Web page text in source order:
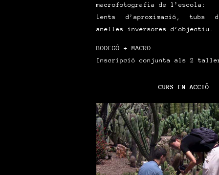
macrofotografia de l’escola:
lents d’aproximació, tubs
anelles inversores d’objectiu.
BODEGÓ + MACRO
Inscripció conjunta als 2
CURS EN ACCIÓ